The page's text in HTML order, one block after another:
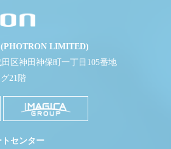
LIMITED)
区神田神保町一丁目105番地
21階
センター